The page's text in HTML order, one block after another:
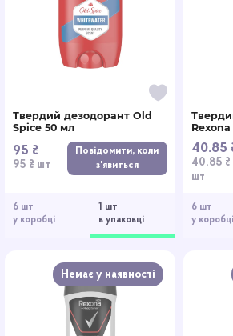
6 шт
у коробці
1 шт
в упаковці
Твердий дезодорант Old
Spice 50 мл
95 ₴
95 ₴ шт
Повідомити, коли
з'явиться
6 шт
у коробці
40.85
40.85 ₴
шт
Немає у наявності